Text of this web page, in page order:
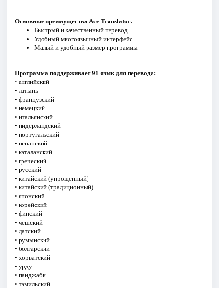
Основные преимущества Ace Translator:
Быстрый и качественный перевод
Удобный многоязычный интерфейс
Малый и удобный размер программы
Программа поддерживает 91 язык для перевода:
• английский
• латынь
• французский
• немецкий
• итальянский
• нидерландский
• португальский
• испанский
• каталанский
• греческий
• русский
• китайский (упрощенный)
• китайский (традиционный)
• японский
• корейский
• финский
• чешский
• датский
• румынский
• болгарский
• хорватский
• урду
• панджаби
• тамильский